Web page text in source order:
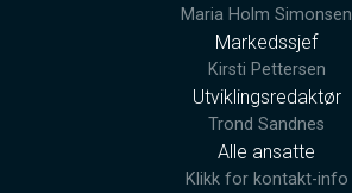
Maria Holm Simonsen
Markedssjef
Kirsti Pettersen
Utviklingsredaktør
Trond Sandnes
Alle ansatte
Klikk for kontakt-info